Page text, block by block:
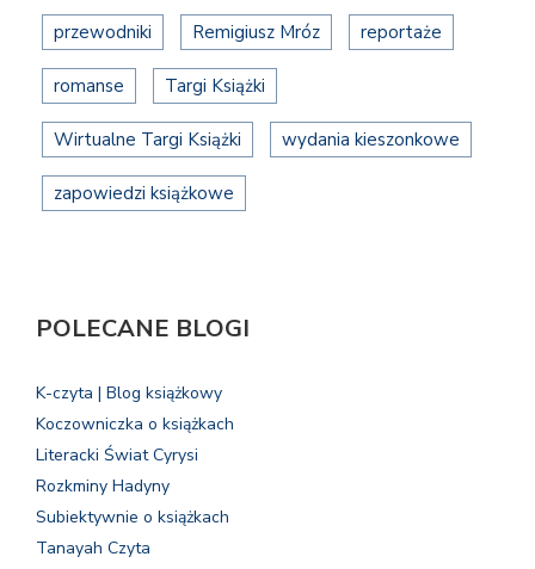
przewodniki Remigiusz Mróz reportaże
romanse Targi Książki
Wirtualne Targi Książki wydania kieszonkowe
zapowiedzi książkowe
POLECANE BLOGI
K-czyta | Blog książkowy
Koczowniczka o książkach
Literacki Świat Cyrysi
Rozkminy Hadyny
Subiektywnie o książkach
Tanayah Czyta